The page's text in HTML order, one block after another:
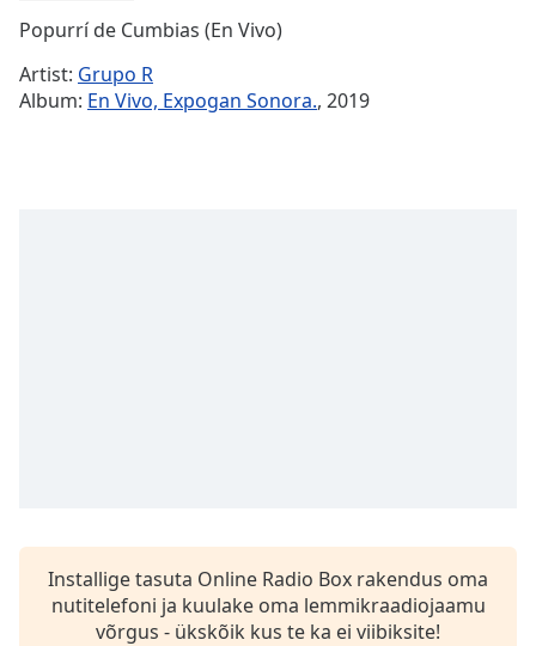
Time-
1x
settings
dialog
subtitles
Popurrí de Cumbias (En Vivo)
Artist: Grupo R
Album: En Vivo, Expogan Sonora., 2019
Installige tasuta Online Radio Box rakendus oma
nutitelefoni ja kuulake oma lemmikraadiojaamu
võrgus - ükskõik kus te ka ei viibiksite!